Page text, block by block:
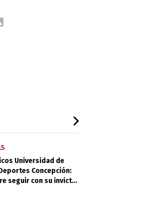
Universidad de
Concepción:
seguir con su invicto